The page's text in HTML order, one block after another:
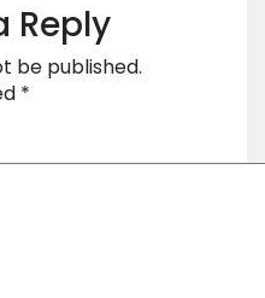
Reply
be published.
*